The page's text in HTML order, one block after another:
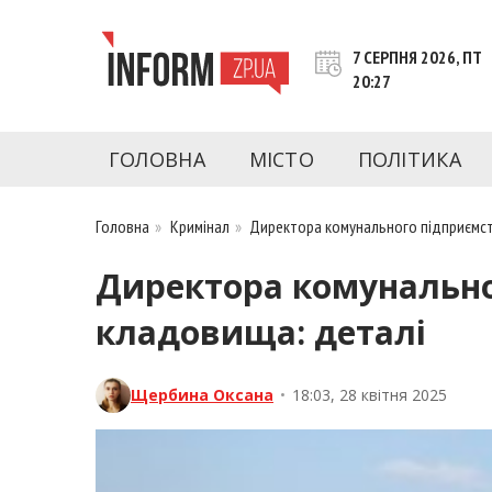
INFORM.ZP.UA – це інформаційний
Запоріжжя та Запорізької області на день.
7 СЕРПНЯ 2026, ПТ
20:27
ГОЛОВНА МІСТО ПОЛІТИКА
Головна » Кримінал » Директора комунального
Директора
кладовища: деталі
Щербина Оксана • 18:03, 28 квітня 2025